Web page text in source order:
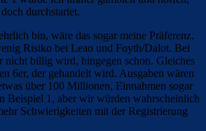
durchstartet.
bin, wäre das sogar meine Präferenz.
Risiko bei Leao und Foyth/Dalot. Bei
nicht billig wird, hingegen schon. Gleiches
6er, der gehandelt wird. Ausgaben wären
über 100 Millionen, Einnahmen sogar
Beispiel 1, aber wir würden wahrscheinlich
Schwierigkeiten mit der Registrierung